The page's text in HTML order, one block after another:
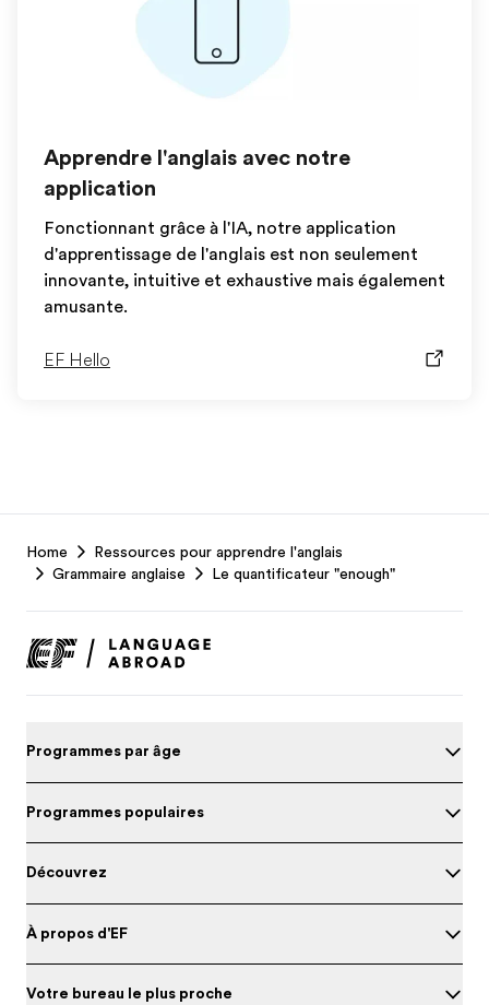
Apprendre l'anglais avec notre
application
Fonctionnant grâce à l'IA, notre application
d'apprentissage de l'anglais est non seulement
innovante, intuitive et exhaustive mais également
amusante.
EF Hello
Footer
Home
Ressources pour apprendre l'anglais
Grammaire anglaise
Le quantificateur "enough"
Programmes par âge
Programmes populaires
Découvrez
À propos d'EF
Votre bureau le plus proche